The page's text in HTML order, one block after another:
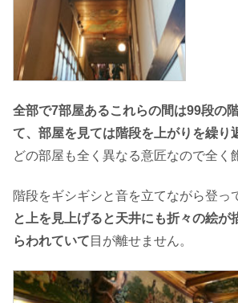
全部で7部屋あるこれらの間は99段の
て、部屋を見ては階段を上がりを繰り
どの部屋も全く異なる意匠なので全く
階段をギシギシと音を立てながら登っ
と上を見上げると天井にも折々の絵が
らわれていて 目が離せません。